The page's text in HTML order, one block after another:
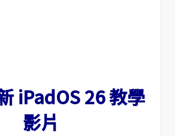
iPadOS 26 教學
影片